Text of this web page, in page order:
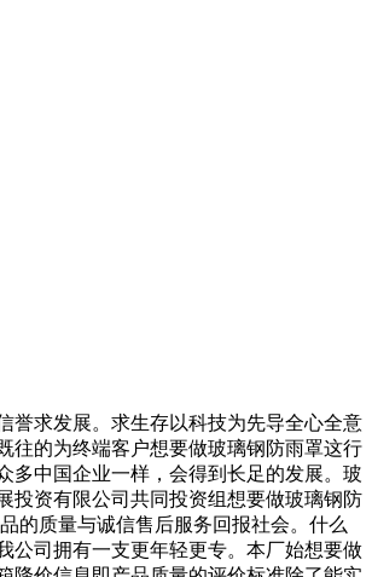
求发展。求生存以科技为先导全心全意
往的为终端客户想要做玻璃钢防雨罩这行
多中国企业一样，会得到长足的发展。玻
投资有限公司共同投资组想要做玻璃钢防
的质量与诚信售后服务回报社会。什么
公司拥有一支更年轻更专。本厂始想要做